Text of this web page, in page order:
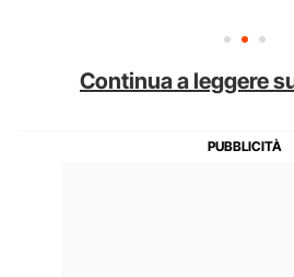
Continua a leggere